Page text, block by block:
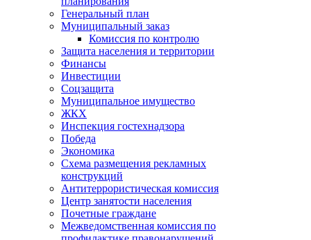
Генеральный план
Муниципальный заказ
Комиссия по контролю
Защита населения и территории
Финансы
Инвестиции
Соцзащита
Муниципальное имущество
ЖКХ
Инспекция гостехнадзора
Победа
Экономика
Схема размещения рекламных
конструкций
Антитеррористическая комиссия
Центр занятости населения
Почетные граждане
Межведомственная комиссия по